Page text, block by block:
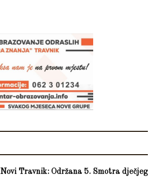
Novi Travnik: Održana 5. Smotra dječjeg